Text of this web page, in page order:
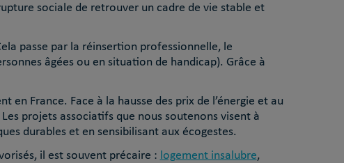
sociale de retrouver un cadre de vie stable et
passe par la réinsertion professionnelle, le
âgées ou en situation de handicap). Grâce à
en France. Face à la hausse des prix de l’énergie et au
projets associatifs que nous soutenons visent à
durables et en sensibilisant aux écogestes.
il est souvent précaire : logement insalubre,